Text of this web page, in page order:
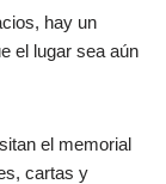
hay un
el lugar sea aún
el memorial
cartas y